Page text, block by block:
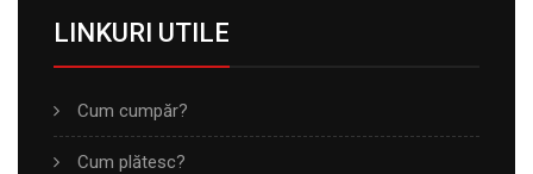
LINKURI UTILE
Cum cumpăr?
Cum plătesc?